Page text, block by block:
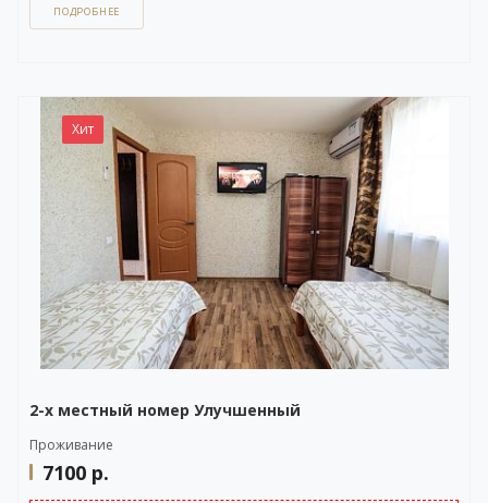
напрямуюпо телефону +7 (903) 757-41-41. Кнопка открытия
WhatsApp-чата также расположена в правом нижнем углу нашего
сайта.
ПОДРОБНЕЕ
Хит
2-х местный номер Улучшенный
Проживание
7100 р.